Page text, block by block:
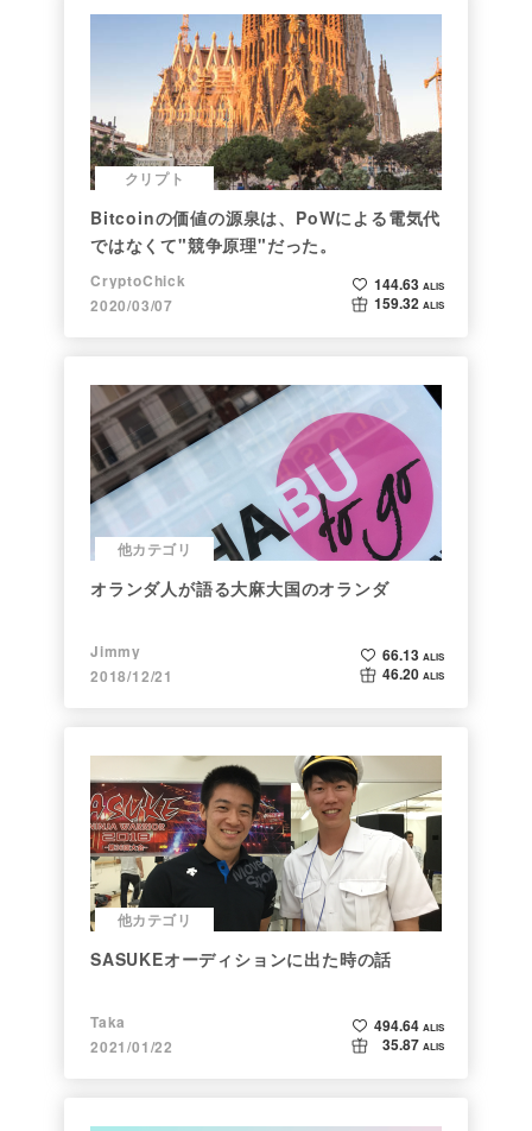
クリプト
Bitcoinの価値の源泉は、PoWによる電気代
ではなくて"競争原理"だった。
CryptoChick
2020/03/07
144.63 ALIS
159.32 ALIS
他カテゴリ
オランダ人が語る大麻大国のオランダ
Jimmy
2018/12/21
66.13 ALIS
46.20 ALIS
他カテゴリ
SASUKEオーディションに出た時の話
Taka
2021/01/22
494.64 ALIS
35.87 ALIS